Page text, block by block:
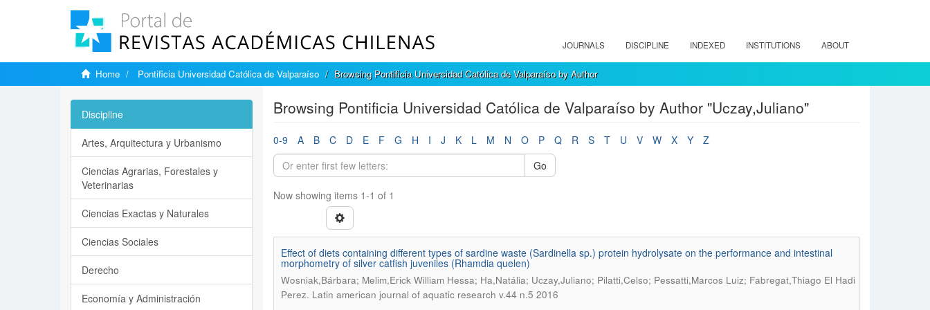
JOURNALS DISCIPLINE INDEXED INSTITUTIONS ABOUT
Home Pontificia Universidad Católica de Valparaíso Browsing Pontificia Universidad Católica de Valparaíso by Author
Browsing Pontificia Universidad Católica de Valparaíso by Author "Uczay,Juliano"
0-9 A B C D E F G H I J K L M N O P Q R S T U V W X Y
Z
Go
Now showing items 1-1 of 1
Effect of diets containing different types of sardine waste (Sardinella sp.) protein hydrolysate on the performance and intestinal
morphometry of silver catfish juveniles (Rhamdia quelen)
Wosniak,Bárbara; Melim,Erick William Hessa; Ha,Natália; Uczay,Juliano; Pilatti,Celso; Pessatti,Marcos Luiz; Fabregat,Thiago El Hadi
Perez. Latin american journal of aquatic research v.44 n.5 2016
Discipline
Artes, Arquitectura y Urbanismo
Ciencias Agrarias, Forestales y
Veterinarias
Ciencias Exactas y Naturales
Ciencias Sociales
Derecho
Economía y Administración